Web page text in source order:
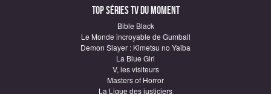
Top Séries TV du moment
Bible Black
Le Monde incroyable de Gumball
Demon Slayer : Kimetsu no Yaiba
La Blue Girl
V, les visiteurs
Masters of Horror
La Ligue des justiciers